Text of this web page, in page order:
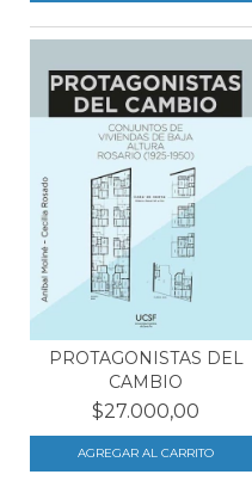
PROTAGONISTAS DEL
CAMBIO
$27.000,00